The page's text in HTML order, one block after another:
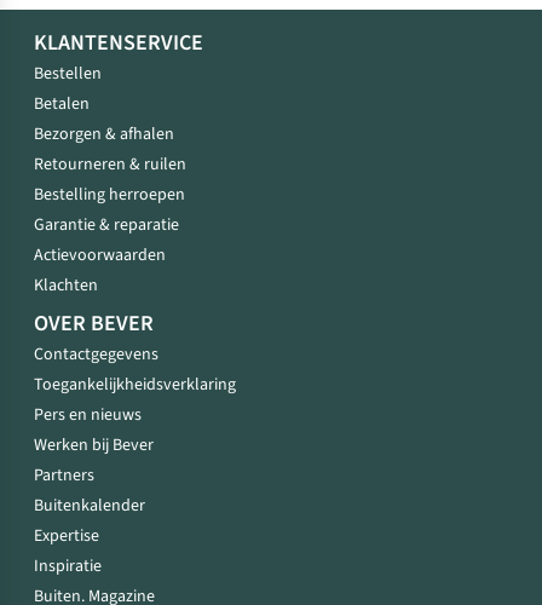
KLANTENSERVICE
Bestellen
Betalen
Bezorgen & afhalen
Retourneren & ruilen
Bestelling herroepen
Garantie & reparatie
Actievoorwaarden
Klachten
OVER BEVER
Contactgegevens
Toegankelijkheidsverklaring
Pers en nieuws
Werken bij Bever
Partners
Buitenkalender
Expertise
Inspiratie
Buiten. Magazine